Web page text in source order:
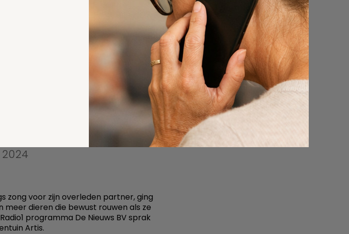
organiseert de gemeente Amersfoort
uitgangspunten islamitische
om bij deze bijeenkomst aanwezig te
2024
zong voor zijn overleden partner, ging
meer dieren die bewust rouwen als ze
programma De Nieuws BV sprak
Artis.